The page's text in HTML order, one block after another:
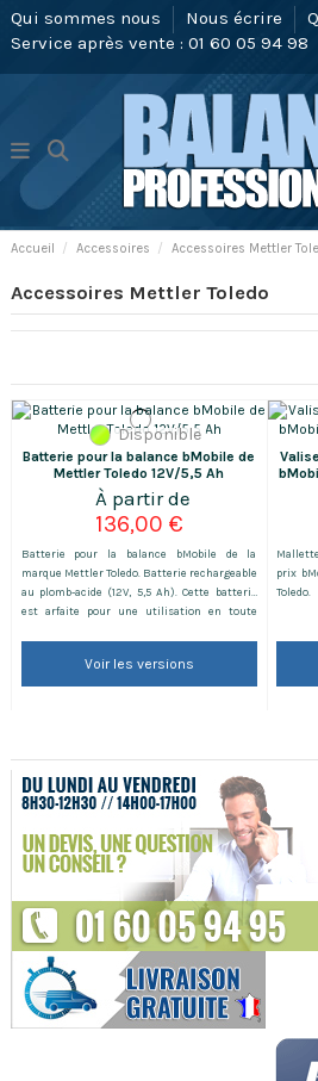
Qui sommes nous Nous écrire
Service après vente : 01 60 05 94 98
Accueil Accessoires Accessoires Mettler
Accessoires Mettler Toledo
Batterie pour la balance bMobile de
Mettler Toledo 12V/5,5 Ah
Disponible
136,00 €
Batterie pour la balance bMobile de la
marque Mettler Toledo. Batterie rechargeable
au plomb-acide (12V, 5,5 Ah). Cette batterie
est arfaite pour une utilisation en toute
contractuelles.Voir les versions
prix
Toledo.